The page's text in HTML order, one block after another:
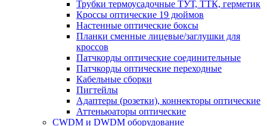
Трубки термоусадочные ТУТ, ТТК, герметик
Кроссы оптические 19 дюймов
Настенные оптические боксы
Планки сменные лицевые/заглушки для
кроссов
Патчкорды оптические соединительные
Патчкорды оптические переходные
Кабельные сборки
Пигтейлы
Адаптеры (розетки), коннекторы оптические
Аттеньюаторы оптические
CWDM и DWDM оборудование